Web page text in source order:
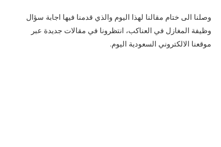
وصلنا الى ختام مقالنا لهذا اليوم والذي قدمنا فيها اجابة سؤال
وظيفة المغازل في العناكب، انتظرونا في مقالات جديدة عبر
موقعنا الالكتروني السعودية اليوم.